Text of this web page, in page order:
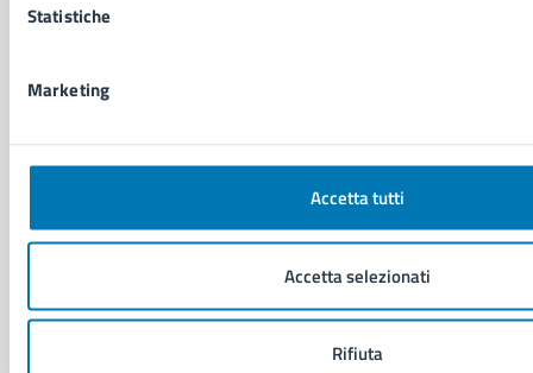
Statistiche
Marketing
Accetta tutti
Accetta selezionati
Rifiuta
Eventi
Comune di Napoli
Palazzo San Giacomo, Piazza Municipio - 80133
LEI: 8156007FF4DEB97ABA09